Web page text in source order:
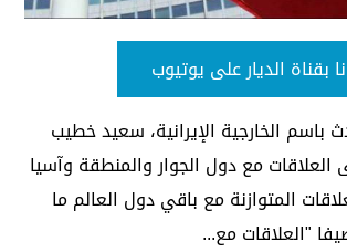
بقناة الديار على يوتيوب
باسم الخارجية الإيرانية، سعيد خطيب
العلاقات مع دول الجوار والمنطقة وآسيا
المتوازنة مع باقي دول العالم ما
"العلاقات مع...